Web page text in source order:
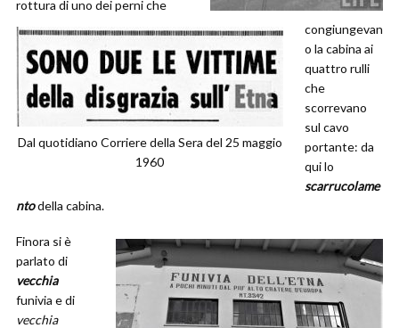
Dal quotidiano Corriere della Sera del 25 maggio
1960
rottura di uno dei perni che
congiungevan
o la cabina ai
quattro rulli
che
scorrevano
sul cavo
portante: da
qui lo
scarrucolame
ntodella cabina.
Finora si è
parlato di
vecchia
funivia e di
vecchia